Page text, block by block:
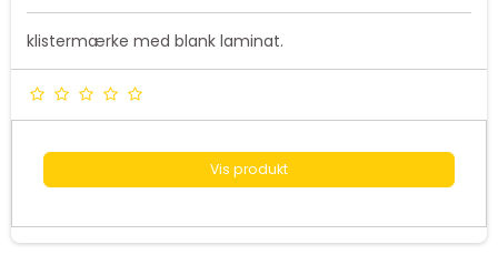
klistermærke med blank laminat.
Vis produkt